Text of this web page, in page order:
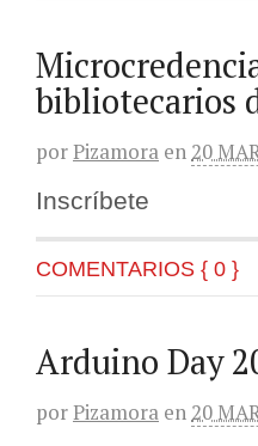
bibliotecarios
porPizamora en 20
Inscríbete
COMENTARIOS { 0 }
Arduino Day
porPizamora en 20